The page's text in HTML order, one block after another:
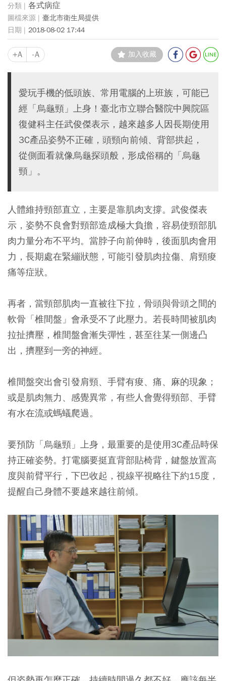
各式病症
臺北市衛生局提供
2018-08-02 17:44
+A -A 加入收藏
愛玩手機的低頭族、常用電腦的上班族，可能已
經「烏龜頸」上身！臺北市立聯合醫院中興院區
復健科主任武俊傑表示，越來越多人因長期使用
3C產品姿勢不正確，頭頸向前傾、背部拱起，
從側面看就像烏龜探頭般，形成俗稱的「烏龜
頸」。
人體維持頸部直立，主要是靠肌肉支撐。武俊傑表
示，姿勢不良會對頸部造成極大負擔，容易使頸部肌
肉力量分布不平均。當脖子向前伸時，後面肌肉會用
力，長期處在緊繃狀態，可能引發肌肉拉傷、肩頸痠
痛等症狀。
再者，當頸部肌肉一直被往下拉，骨頭與骨頭之間的
軟骨「椎間盤」會承受不了此壓力。若長時間被肌肉
拉扯擠壓，椎間盤會漸失彈性，甚至往某一側邊凸
出，擠壓到一旁的神經。
椎間盤突出會引發肩頸、手臂有痠、痛、麻的現象；
或是肌肉無力、感覺異常，有些人會覺得頸部、手臂
有水在流或螞蟻爬過。
要預防「烏龜頸」上身，最重要的是使用3C產品時保
持正確姿勢。打電腦要挺直背部貼椅背，鍵盤放置高
度與前臂平行，下巴收起，視線平視略往下約15度，
提醒自己身體不要越來越往前傾。